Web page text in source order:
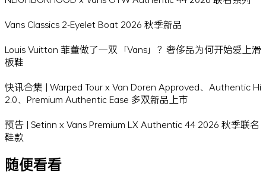
Vans Classics 2-Eyelet Boat 2026 秋季新品
Louis Vuitton 菲董做了一双「Vans」？奢侈品为何开始爱上滑
板鞋
快讯合集 | Warped Tour x Van Doren Approved、Authentic Hi
2.0、Premium Authentic Ease 多双新品上市
预告 | Setinn x Vans Premium LX Authentic 44 2026 秋季联名
鞋款
随便看看